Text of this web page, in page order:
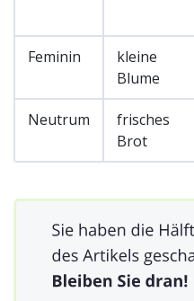
Feminin
kleine
Blume
Neutrum
frisches
Brot